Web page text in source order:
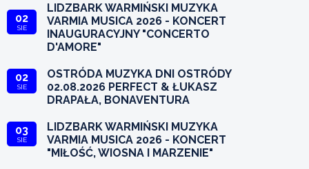
02
SIE
LIDZBARK WARMIŃSKI MUZYKA
VARMIA MUSICA 2026 - KONCERT
INAUGURACYJNY "CONCERTO
D'AMORE"
02
SIE
OSTRÓDA MUZYKA DNI OSTRÓDY
02.08.2026 PERFECT & ŁUKASZ
DRAPAŁA, BONAVENTURA
03
SIE
LIDZBARK WARMIŃSKI MUZYKA
VARMIA MUSICA 2026 - KONCERT
"MIŁOŚĆ, WIOSNA I MARZENIE"